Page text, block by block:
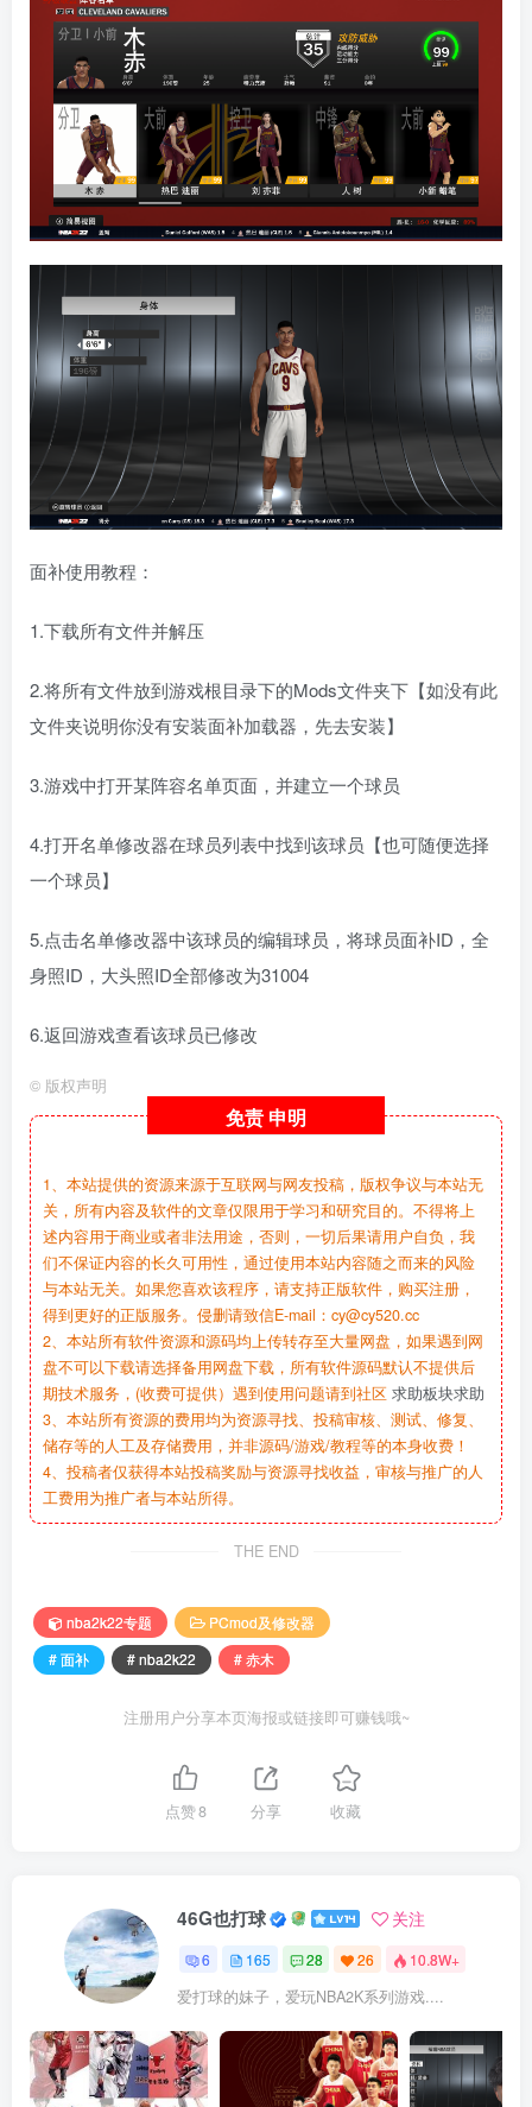
面补使用教程：
1.下载所有文件并解压
2.将所有文件放到游戏根目录下的Mods文件夹下【如没有此
文件夹说明你没有安装面补加载器，先去安装】
3.游戏中打开某阵容名单页面，并建立一个球员
4.打开名单修改器在球员列表中找到该球员【也可随便选择
一个球员】
5.点击名单修改器中该球员的编辑球员，将球员面补ID，全
身照ID，大头照ID全部修改为31004
6.返回游戏查看该球员已修改
© 版权声明
免责 申明
1、本站提供的资源来源于互联网与网友投稿，版权争议与本站无
关，所有内容及软件的文章仅限用于学习和研究目的。不得将上
述内容用于商业或者非法用途，否则，一切后果请用户自负，我
们不保证内容的长久可用性，通过使用本站内容随之而来的风险
与本站无关。如果您喜欢该程序，请支持正版软件，购买注册，
得到更好的正版服务。侵删请致信E-mail：cy@cy520.cc
2、本站所有软件资源和源码均上传转存至大量网盘，如果遇到网
盘不可以下载请选择备用网盘下载，所有软件源码默认不提供后
期技术服务，(收费可提供）遇到使用问题请到社区 求助板块求助
3、本站所有资源的费用均为资源寻找、投稿审核、测试、修复、
储存等的人工及存储费用，并非源码/游戏/教程等的本身收费！
4、投稿者仅获得本站投稿奖励与资源寻找收益，审核与推广的人
工费用为推广者与本站所得。
THE END
nba2k22专题
PCmod及修改器
# 面补
# nba2k22 # 赤木
注册用户分享本页海报或链接即可赚钱哦~
点赞8 分享 收藏
46G也打球 关注
6 165 28 26 10.8W+
爱打球的妹子，爱玩NBA2K系列游戏....